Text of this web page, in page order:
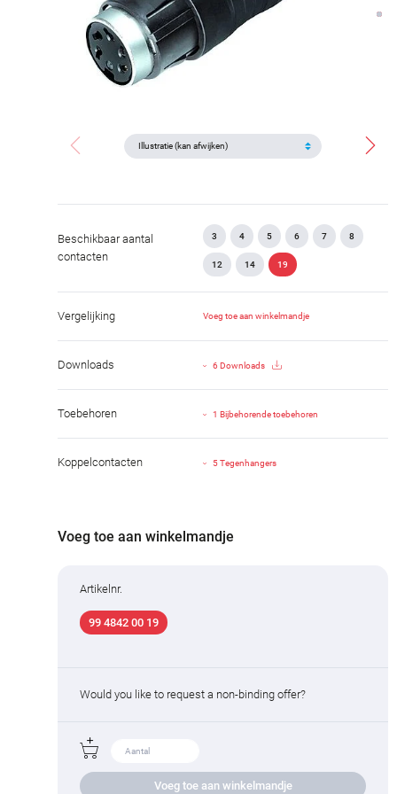
Beschikbaar aantal
contacten
3 4 5 6 7 8
12 14 19
Vergelijking Voeg toe aan winkelmandje
Downloads 6 Downloads
Toebehoren 1 Bijbehorende toebehoren
Koppelcontacten 5 Tegenhangers
Voeg toe aan winkelmandje
Artikelnr.
99 4842 00 19
Would you like to request a non-binding offer?
Voeg toe aan winkelmandje